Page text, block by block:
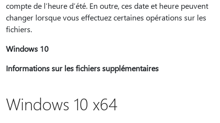
compte de l’heure d’été. En outre, ces date et heure peuvent
changer lorsque vous effectuez certaines opérations sur les
fichiers.
Windows 10
Informations sur les fichiers supplémentaires
Windows 10 x64